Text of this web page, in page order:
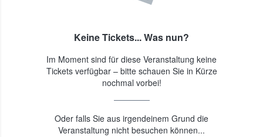
Keine Tickets... Was nun?
Im Moment sind für diese Veranstaltung keine
Tickets verfügbar – bitte schauen Sie in Kürze
nochmal vorbei!
Oder falls Sie aus irgendeinem Grund die
Veranstaltung nicht besuchen können...